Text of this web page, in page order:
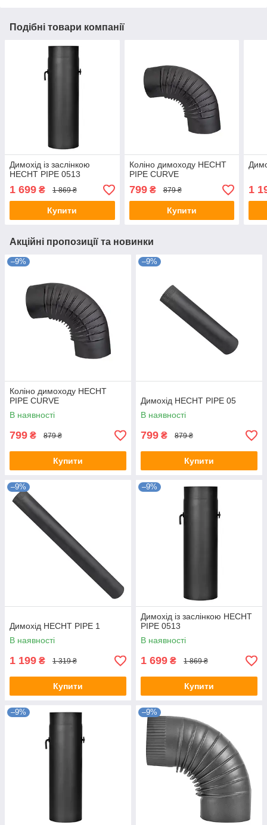
Подібні товари компанії
Димохід із заслінкою
HECHT PIPE 0513
1 699 ₴ 1 869 ₴
Купити
Коліно димоходу HECHT
PIPE CURVE
799₴ 879 ₴
Купити
1
Акційні пропозиції та новинки
–9%
Коліно димоходу HECHT
PIPE CURVE
В наявності
799 ₴ 879 ₴
Купити
–9%
Димохід HECHT PIPE 05
В наявності
799 ₴ 879 ₴
Купити
–9%
Димохід HECHT PIPE 1
В наявності
1 199 ₴ 1 319 ₴
Купити
–9%
Димохід із заслінкою HECHT
PIPE 0513
В наявності
1 699 ₴ 1 869 ₴
Купити
–9% –9%